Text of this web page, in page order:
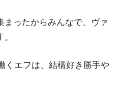
まったからみんなで、ヴァ
くエフは、結構好き勝手や